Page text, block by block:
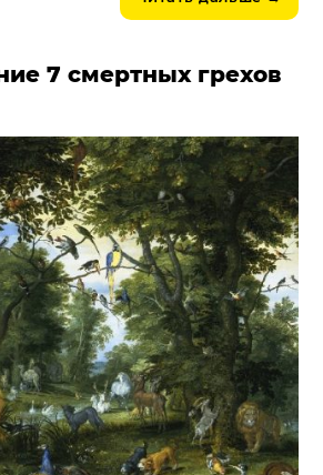
7 смертных грехов